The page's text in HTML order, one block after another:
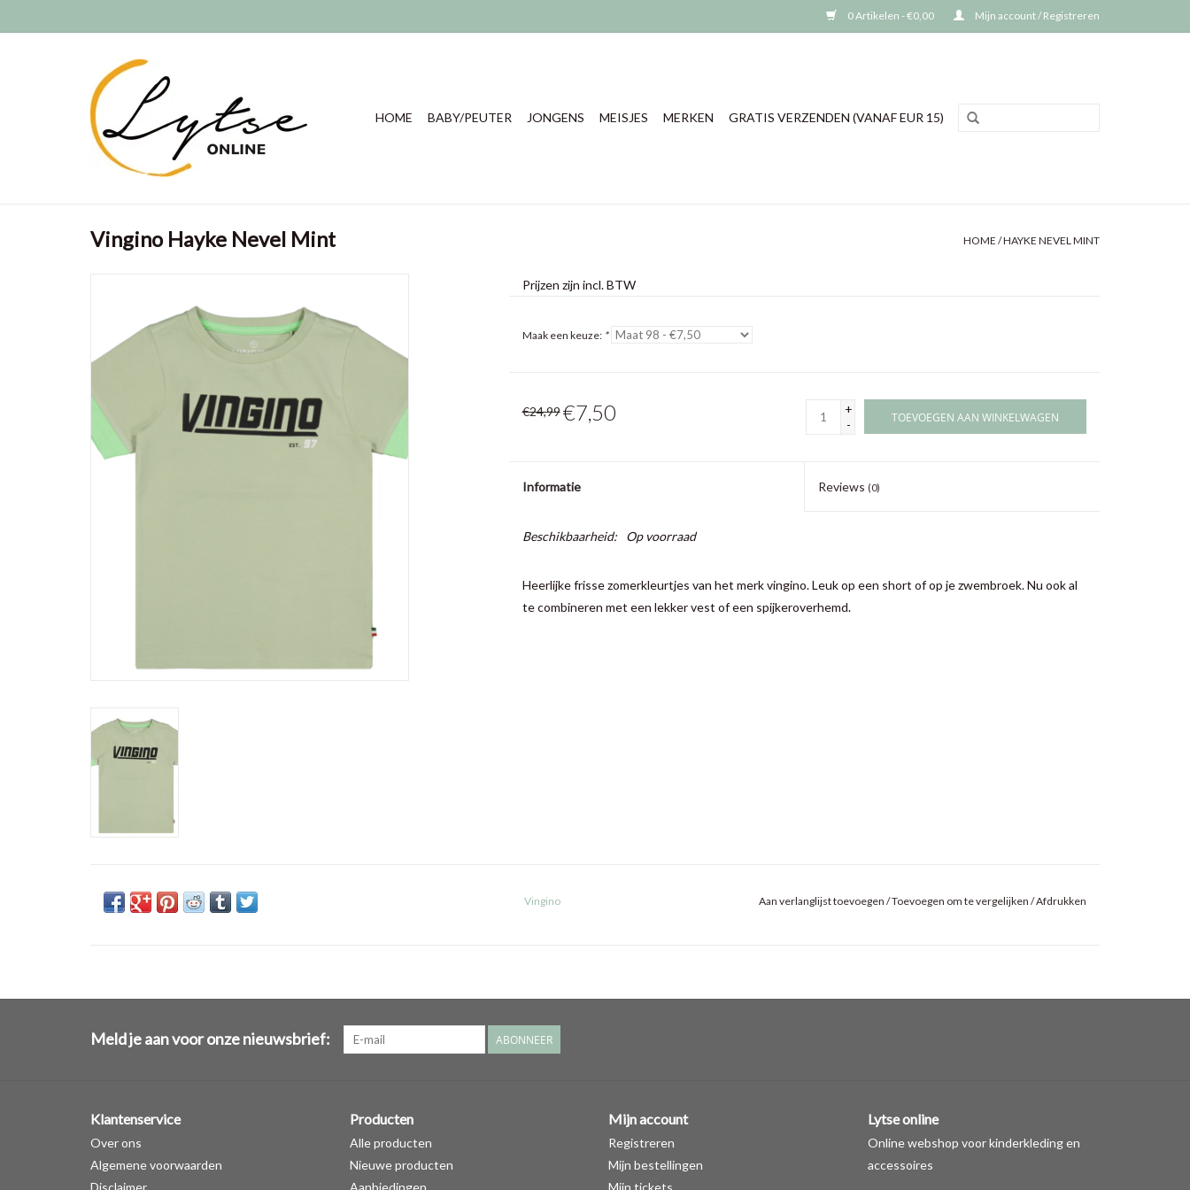
0 Artikelen - €0,00 Mijn account / Registreren
HOME BABY/PEUTER JONGENS MEISJES MERKEN GRATIS VERZENDEN (VANAF EUR 15)
Vingino Hayke Nevel Mint HOME /HAYKE NEVEL MINT
Prijzen zijn incl. BTW
Maak een keuze: *
€24,99 €7,50
+
-
TOEVOEGEN AAN WINKELWAGEN
Informatie Reviews (0)
Beschikbaarheid: Op voorraad
Heerlijke frisse zomerkleurtjes van het merk vingino. Leuk op een short of op je zwembroek. Nu ook al
te combineren met een lekker vest of een spijkeroverhemd.
Vingino Aan verlanglijst toevoegen /Toevoegen om te vergelijken /Afdrukken
Meld je aan voor onze nieuwsbrief: ABONNEER
Klantenservice
Over ons
Algemene voorwaarden
Disclaimer
Producten
Alle producten
Nieuwe producten
Aanbiedingen
Mijn account
Registreren
Mijn bestellingen
Mijn tickets
Lytse online
Online webshop voor kinderkleding en
accessoires